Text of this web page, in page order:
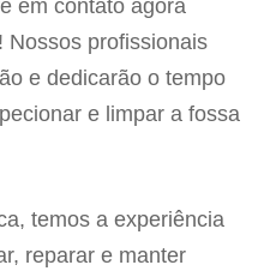
em contato agora
Nossos profissionais
e dedicarão o tempo
e limpar a fossa
temos a experiência
reparar e manter